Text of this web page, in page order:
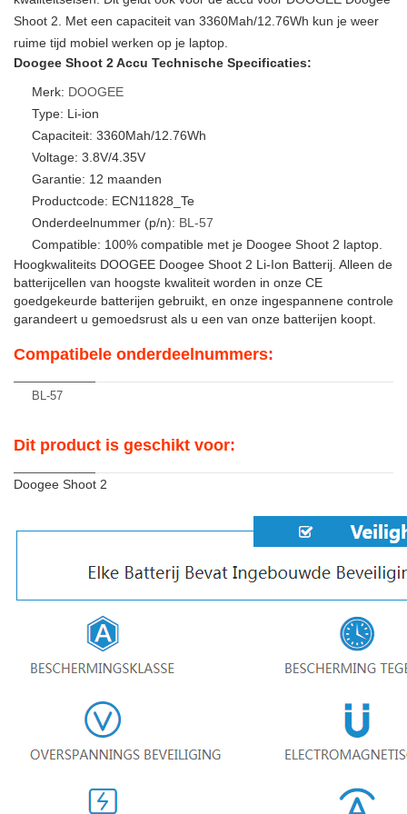
Shoot 2. Met een capaciteit van 3360Mah/12.76Wh kun je weer
ruime tijd mobiel werken op je laptop.
Doogee Shoot 2 Accu Technische Specificaties:
Merk: DOOGEE
Type: Li-ion
Capaciteit: 3360Mah/12.76Wh
Voltage: 3.8V/4.35V
Garantie: 12 maanden
Productcode: ECN11828_Te
Onderdeelnummer (p/n): BL-57
Compatible: 100% compatible met je Doogee Shoot 2 laptop.
Hoogkwaliteits DOOGEE Doogee Shoot 2 Li-Ion Batterij. Alleen de
batterijcellen van hoogste kwaliteit worden in onze CE
goedgekeurde batterijen gebruikt, en onze ingespannene controle
garandeert u gemoedsrust als u een van onze batterijen koopt.
Compatibele onderdeelnummers:
BL-57
Dit product is geschikt voor:
Doogee Shoot 2